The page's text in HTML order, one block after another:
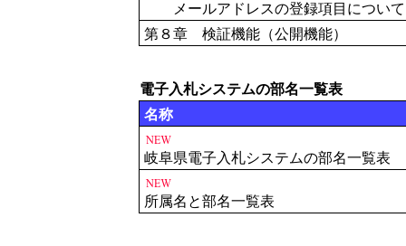
メールアドレスの登録項目について
第８章 検証機能（公開機能）
電子入札システムの部名一覧表
名称
岐阜県電子入札システムの部名一覧表
所属名と部名一覧表